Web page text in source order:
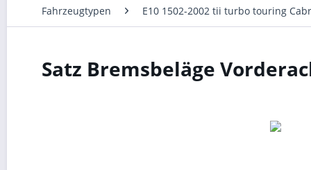
Fahrzeugtypen E10 1502-2002 tii turbo touring
Satz Bremsbeläge